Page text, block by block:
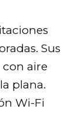
Sus
aire
plana.
Wi-Fi